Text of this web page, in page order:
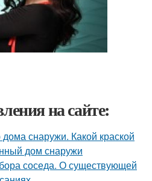
на сайте:
снаружи. Какой краской
дом снаружи
соседа. О существующей